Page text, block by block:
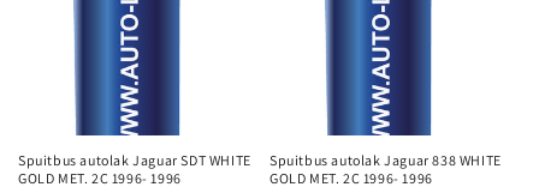
Spuitbus autolak Jaguar SDT WHITE
GOLD MET. 2C 1996- 1996
Spuitbus autolak Jaguar 838 WHITE
GOLD MET. 2C 1996- 1996